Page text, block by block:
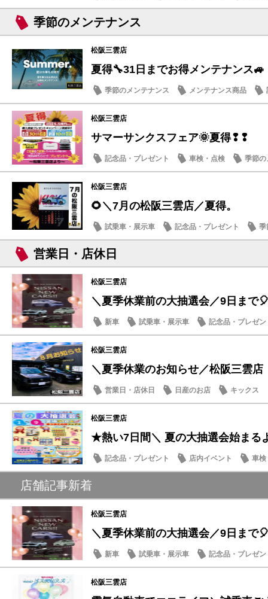
季節のメンテナンス
松阪三雲店
夏得🔧31日までお得メンテナンス🚙
季節のメンテナンス メンテナンス商品
松阪三雲店
サマーサンクスフェア🌞夏得❢❢
記念品・プレゼント 車検・点検 季節の
松阪三雲店
🌻＼7月の松阪三雲店／夏得。
試乗車・展示車 記念品・プレゼント
季
営業日・店休日
営業日・店休日
松阪三雲店
＼夏季休業前の大抽選会／9日まで
新車 試乗車・展示車 記念品・プレゼン
松阪三雲店
＼夏季休業のお知らせ／松阪三雲店
営業日・店休日 日産のお店 キックス
松阪三雲店
★熱い7日間＼ 夏の大抽選会始まる
記念品・プレゼント 店内イベント 車検
店舗記事新着
松阪三雲店
＼夏季休業前の大抽選会／9日まで
新車 試乗車・展示車 記念品・プレゼン
松阪三雲店